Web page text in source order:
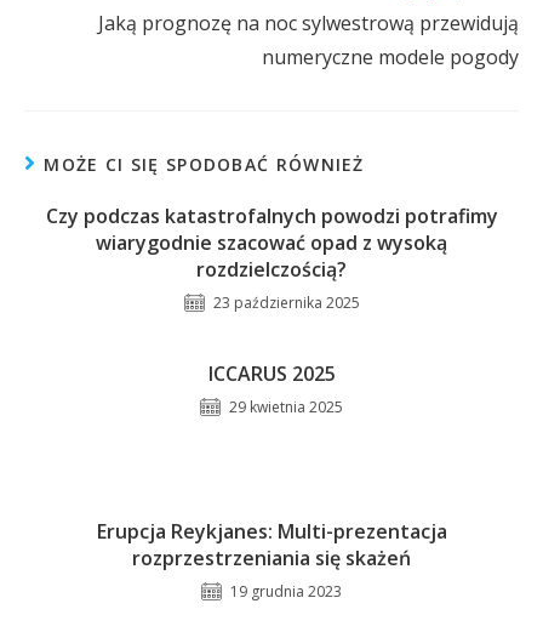
Jaką prognozę na noc sylwestrową przewidują
numeryczne modele pogody
MOŻE CI SIĘ SPODOBAĆ RÓWNIEŻ
Czy podczas katastrofalnych powodzi potrafimy
wiarygodnie szacować opad z wysoką
rozdzielczością?
23 października 2025
ICCARUS 2025
29 kwietnia 2025
Erupcja Reykjanes: Multi-prezentacja
rozprzestrzeniania się skażeń
19 grudnia 2023